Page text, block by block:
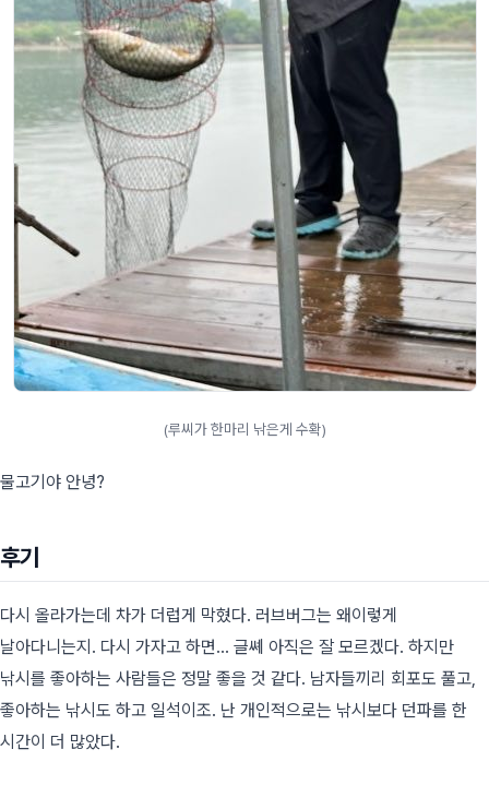
(루씨가 한마리 낚은게 수확)
물고기야 안녕?
후기
다시 올라가는데 차가 더럽게 막혔다. 러브버그는 왜이렇게
날아다니는지. 다시 가자고 하면... 글쎼 아직은 잘 모르겠다. 하지만
낚시를 좋아하는 사람들은 정말 좋을 것 같다. 남자들끼리 회포도 풀고,
좋아하는 낚시도 하고 일석이조. 난 개인적으로는 낚시보다 던파를 한
시간이 더 많았다.